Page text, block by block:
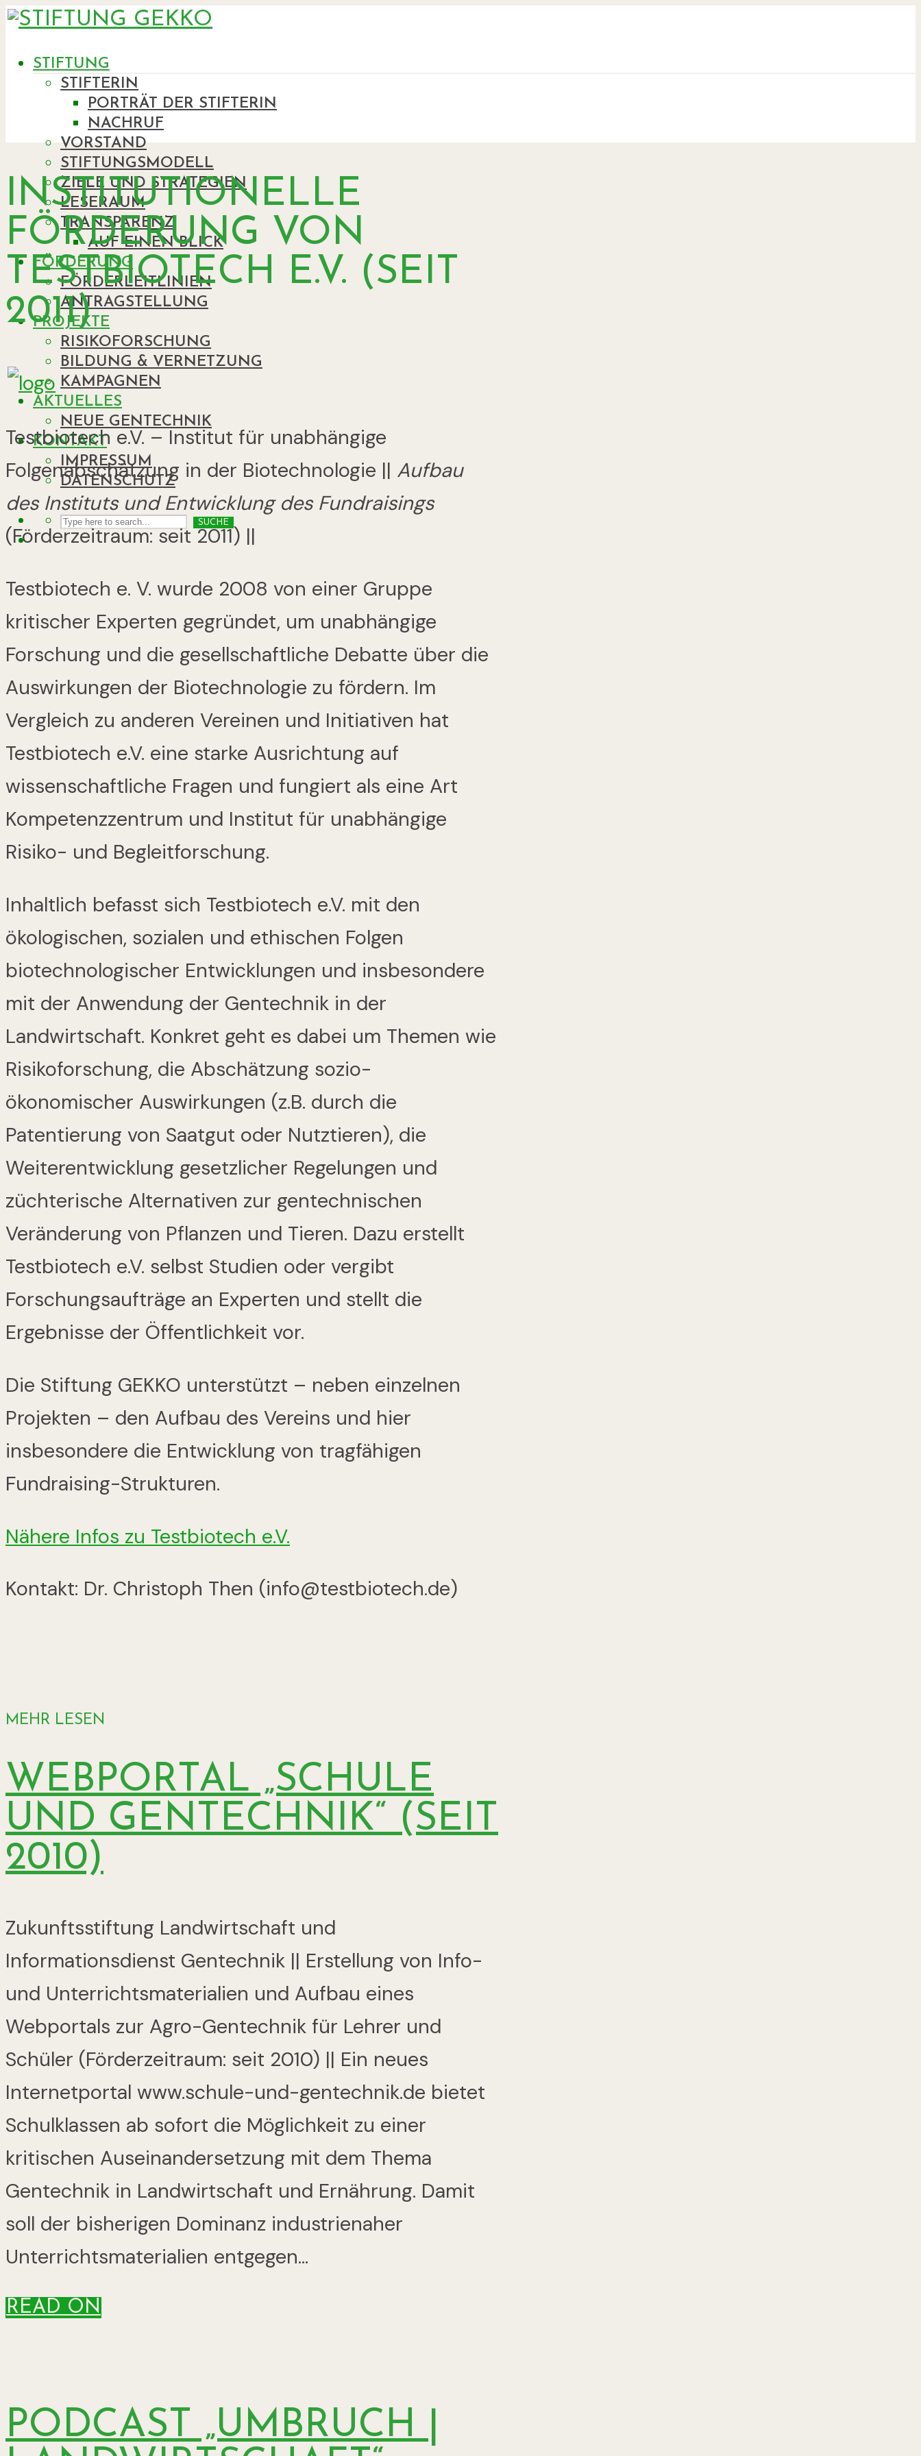
STIFTUNG
STIFTERIN
PORTRÄT DER STIFTERIN
NACHRUF
VORSTAND
STIFTUNGSMODELL
ZIELE UND STRATEGIEN
LESERAUM
TRANSPARENZ
AUF EINEN BLICK
FÖRDERUNG
FÖRDERLEITLINIEN
ANTRAGSTELLUNG
PROJEKTE
RISIKOFORSCHUNG
BILDUNG & VERNETZUNG
KAMPAGNEN
AKTUELLES
NEUE GENTECHNIK
KONTAKT
IMPRESSUM
DATENSCHUTZ
SUCHE
INSTITUTIONELLE
FÖRDERUNG VON
TESTBIOTECH E.V. (SEIT
2011)
Testbiotech e.V. – Institut für unabhängige
Folgenabschätzung in der Biotechnologie || Aufbau
des Instituts und Entwicklung des Fundraisings
(Förderzeitraum: seit 2011) ||
Testbiotech e. V. wurde 2008 von einer Gruppe
kritischer Experten gegründet, um unabhängige
Forschung und die gesellschaftliche Debatte über die
Auswirkungen der Biotechnologie zu fördern. Im
Vergleich zu anderen Vereinen und Initiativen hat
Testbiotech e.V. eine starke Ausrichtung auf
wissenschaftliche Fragen und fungiert als eine Art
Kompetenzzentrum und Institut für unabhängige
Risiko- und Begleitforschung.
Inhaltlich befasst sich Testbiotech e.V. mit den
ökologischen, sozialen und ethischen Folgen
biotechnologischer Entwicklungen und insbesondere
mit der Anwendung der Gentechnik in der
Landwirtschaft. Konkret geht es dabei um Themen wie
Risikoforschung, die Abschätzung sozio-
ökonomischer Auswirkungen (z.B. durch die
Patentierung von Saatgut oder Nutztieren), die
Weiterentwicklung gesetzlicher Regelungen und
züchterische Alternativen zur gentechnischen
Veränderung von Pflanzen und Tieren. Dazu erstellt
Testbiotech e.V. selbst Studien oder vergibt
Forschungsaufträge an Experten und stellt die
Ergebnisse der Öffentlichkeit vor.
Die Stiftung GEKKO unterstützt – neben einzelnen
Projekten – den Aufbau des Vereins und hier
insbesondere die Entwicklung von tragfähigen
Fundraising-Strukturen.
Nähere Infos zu Testbiotech e.V.
Kontakt: Dr. Christoph Then (info@testbiotech.de)
MEHR LESEN
WEBPORTAL „SCHULE
UND GENTECHNIK“ (SEIT
2010)
Zukunftsstiftung Landwirtschaft und
Informationsdienst Gentechnik || Erstellung von Info-
und Unterrichtsmaterialien und Aufbau eines
Webportals zur Agro-Gentechnik für Lehrer und
Schüler (Förderzeitraum: seit 2010) || Ein neues
Internetportal www.schule-und-gentechnik.de bietet
Schulklassen ab sofort die Möglichkeit zu einer
kritischen Auseinandersetzung mit dem Thema
Gentechnik in Landwirtschaft und Ernährung. Damit
soll der bisherigen Dominanz industrienaher
Unterrichtsmaterialien entgegen...
READ ON
PODCAST „UMBRUCH |